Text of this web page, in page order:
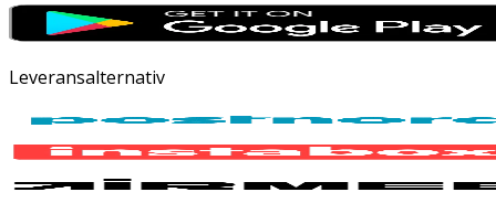
Leveransalternativ